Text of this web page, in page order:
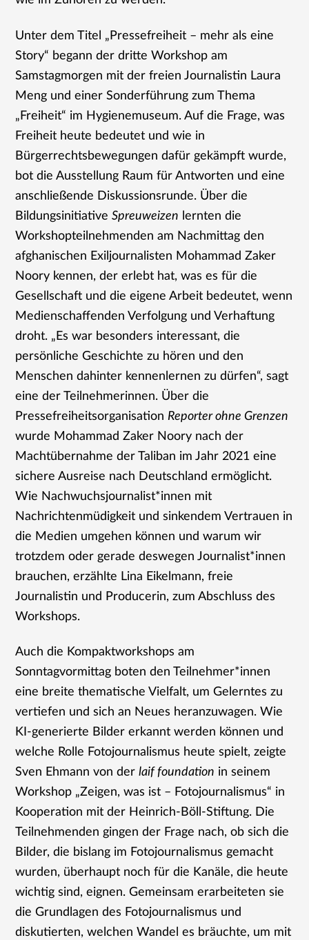
Unter dem Titel „Pressefreiheit – mehr als eine
Story“ begann der dritte Workshop am
Samstagmorgen mit der freien Journalistin Laura
Meng und einer Sonderführung zum Thema
„Freiheit“ im Hygienemuseum. Auf die Frage, was
Freiheit heute bedeutet und wie in
Bürgerrechtsbewegungen dafür gekämpft wurde,
bot die Ausstellung Raum für Antworten und eine
anschließende Diskussionsrunde. Über die
BildungsinitiativeSpreuweizen lernten die
Workshopteilnehmenden am Nachmittag den
afghanischen Exiljournalisten Mohammad Zaker
Noory kennen, der erlebt hat, was es für die
Gesellschaft und die eigene Arbeit bedeutet, wenn
Medienschaffenden Verfolgung und Verhaftung
droht. „Es war besonders interessant, die
persönliche Geschichte zu hören und den
Menschen dahinter kennenlernen zu dürfen“, sagt
eine der Teilnehmerinnen. Über die
Pressefreiheitsorganisation Reporter ohne Grenzen
wurde Mohammad Zaker Noory nach der
Machtübernahme der Taliban im Jahr 2021 eine
sichere Ausreise nach Deutschland ermöglicht.
Wie Nachwuchsjournalist*innen mit
Nachrichtenmüdigkeit und sinkendem Vertrauen in
die Medien umgehen können und warum wir
trotzdem oder gerade deswegen Journalist*innen
brauchen, erzählte Lina Eikelmann, freie
Journalistin und Producerin, zum Abschluss des
Workshops.
Auch die Kompaktworkshops am
Sonntagvormittag boten den Teilnehmer*innen
eine breite thematische Vielfalt, um Gelerntes zu
vertiefen und sich an Neues heranzuwagen. Wie
KI-generierte Bilder erkannt werden können und
welche Rolle Fotojournalismus heute spielt, zeigte
Sven Ehmann von derlaif foundation in seinem
Workshop „Zeigen, was ist – Fotojournalismus“ in
Kooperation mit der Heinrich-Böll-Stiftung. Die
Teilnehmenden gingen der Frage nach, ob sich die
Bilder, die bislang im Fotojournalismus gemacht
wurden, überhaupt noch für die Kanäle, die heute
wichtig sind, eignen. Gemeinsam erarbeiteten sie
die Grundlagen des Fotojournalismus und
diskutierten, welchen Wandel es bräuchte, um mit